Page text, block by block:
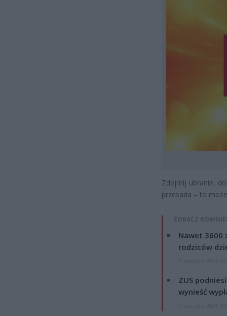
Zdejmij ubranie,
przesada – to
ZOBACZ
Nawet 3600
rodziców
ZUS
wynieść